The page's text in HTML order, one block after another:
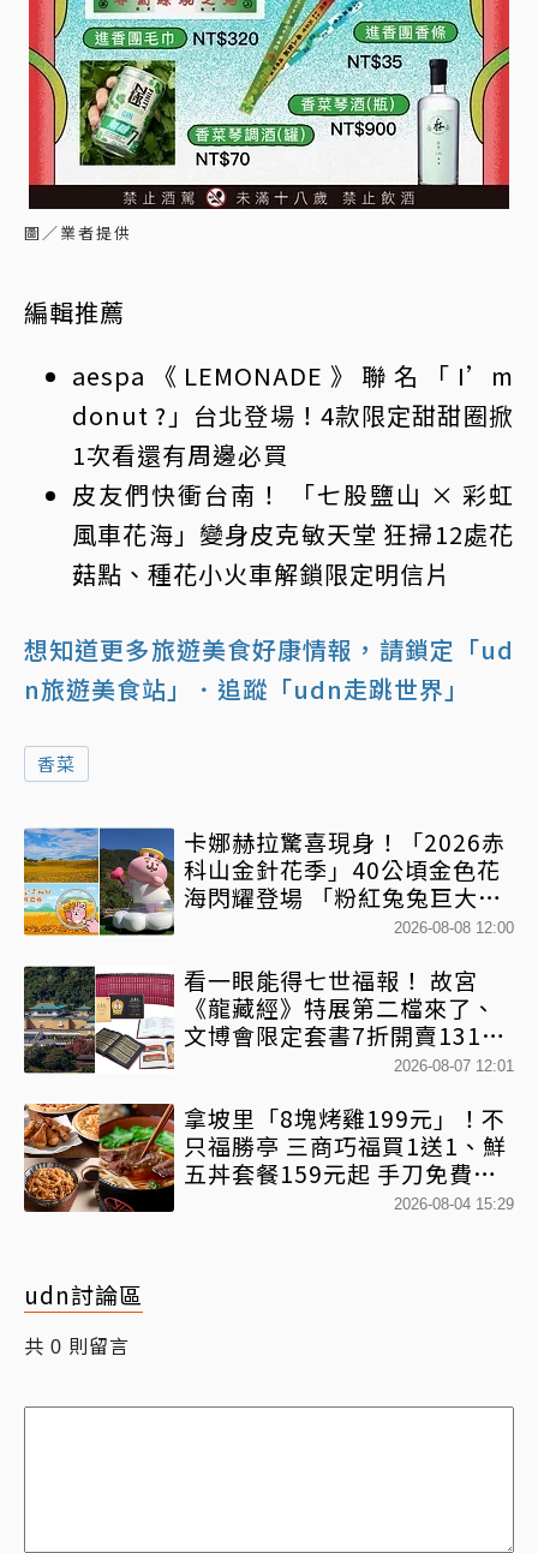
圖／業者提供
編輯推薦
aespa《LEMONADE》聯名「I’m
donut ?」台北登場！4款限定甜甜圈掀
1次看還有周邊必買
皮友們快衝台南！ 「七股鹽山 × 彩虹
風車花海」變身皮克敏天堂 狂掃12處花
菇點、種花小火車解鎖限定明信片
想知道更多旅遊美食好康情報，請鎖定「ud
n旅遊美食站」
．追蹤「udn走跳世界」
香菜
卡娜赫拉驚喜現身！「2026赤
科山金針花季」40公頃金色花
海閃耀登場 「粉紅兔兔巨大氣
球+超狂500樂遊券」快追
2026-08-08 12:00
看一眼能得七世福報！ 故宮
《龍藏經》特展第二檔來了、
文博會限定套書7折開賣131萬
網驚：貧窮限制想像2026-08-07 12:01
拿坡里「8塊烤雞199元」！不
只福勝亭 三商巧福買1送1、鮮
五丼套餐159元起 手刀免費領
2026-08-04 15:29
udn討論區
共 0 則留言